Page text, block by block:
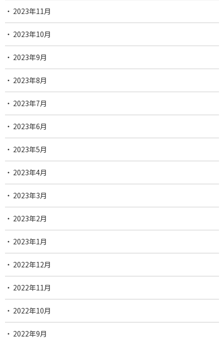
2023年11月
2023年10月
2023年9月
2023年8月
2023年7月
2023年6月
2023年5月
2023年4月
2023年3月
2023年2月
2023年1月
2022年12月
2022年11月
2022年10月
2022年9月